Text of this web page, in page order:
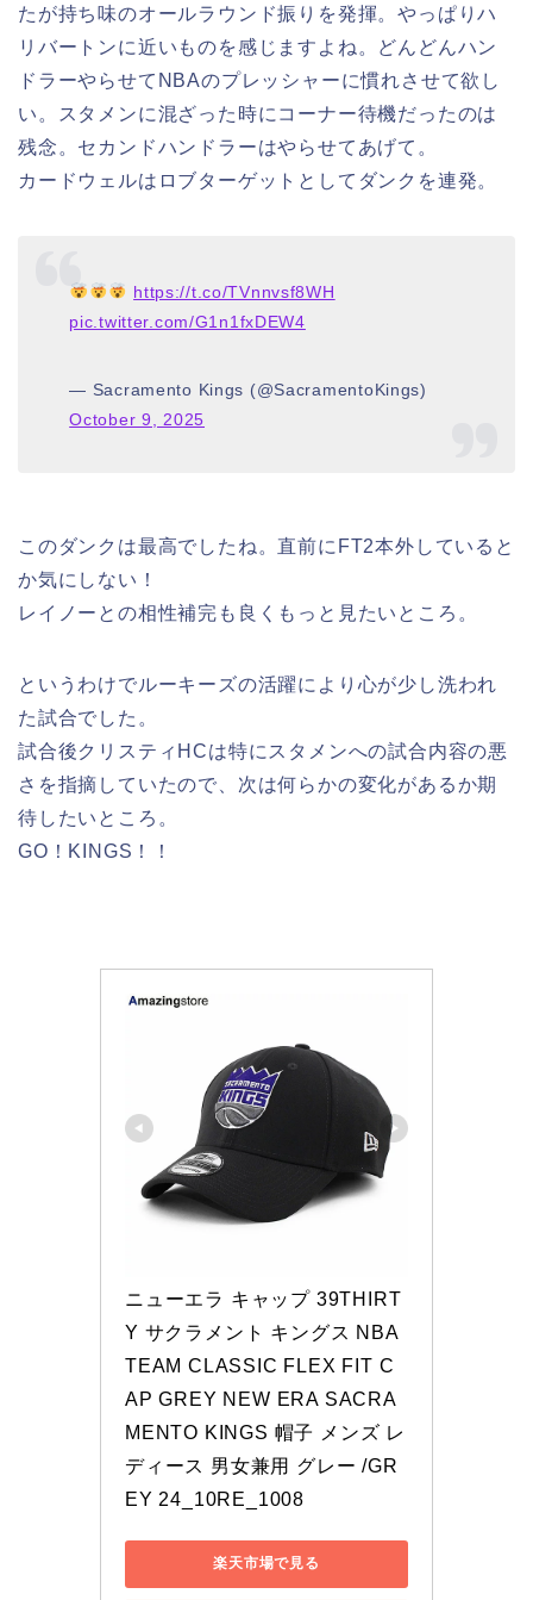
たが持ち味のオールラウンド振りを発揮。やっぱりハ
リバートンに近いものを感じますよね。どんどんハン
ドラーやらせてNBAのプレッシャーに慣れさせて欲し
い。スタメンに混ざった時にコーナー待機だったのは
残念。セカンドハンドラーはやらせてあげて。
カードウェルはロブターゲットとしてダンクを連発。
https://t.co/TVnnvsf8WH
pic.twitter.com/G1n1fxDEW4
— Sacramento Kings (@SacramentoKings)
October 9, 2025
このダンクは最高でしたね。直前にFT2本外していると
か気にしない！
レイノーとの相性補完も良くもっと見たいところ。
というわけでルーキーズの活躍により心が少し洗われ
た試合でした。
試合後クリスティHCは特にスタメンへの試合内容の悪
さを指摘していたので、次は何らかの変化があるか期
待したいところ。
GO！KINGS！！
ニューエラ キャップ 39THIRT
Y サクラメント キングス NBA
TEAM CLASSIC FLEX FIT C
AP GREY NEW ERA SACRA
MENTO KINGS 帽子 メンズ レ
ディース 男女兼用 グレー /GR
EY 24_10RE_1008
楽天市場で見る